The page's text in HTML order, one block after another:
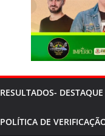
RESULTADOS-
POLÍTICA DE